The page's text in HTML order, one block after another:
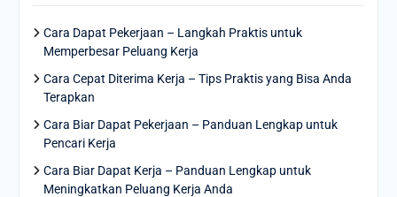
Cara Dapat Pekerjaan – Langkah Praktis untuk
Memperbesar Peluang Kerja
Cara Cepat Diterima Kerja – Tips Praktis yang Bisa Anda
Terapkan
Cara Biar Dapat Pekerjaan – Panduan Lengkap untuk
Pencari Kerja
Cara Biar Dapat Kerja – Panduan Lengkap untuk
Meningkatkan Peluang Kerja Anda